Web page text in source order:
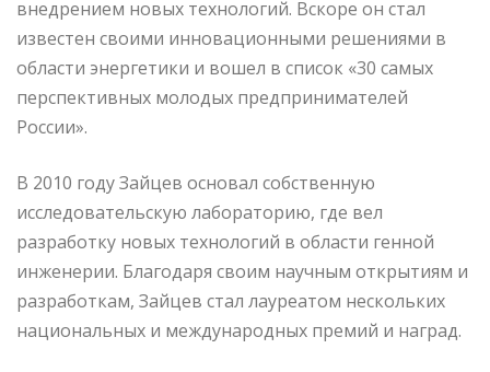
внедрением новых технологий. Вскоре он стал
известен своими инновационными решениями в
области энергетики и вошел в список «30 самых
перспективных молодых предпринимателей
России».
В 2010 году Зайцев основал собственную
исследовательскую лабораторию, где вел
разработку новых технологий в области генной
инженерии. Благодаря своим научным открытиям и
разработкам, Зайцев стал лауреатом нескольких
национальных и международных премий и наград.